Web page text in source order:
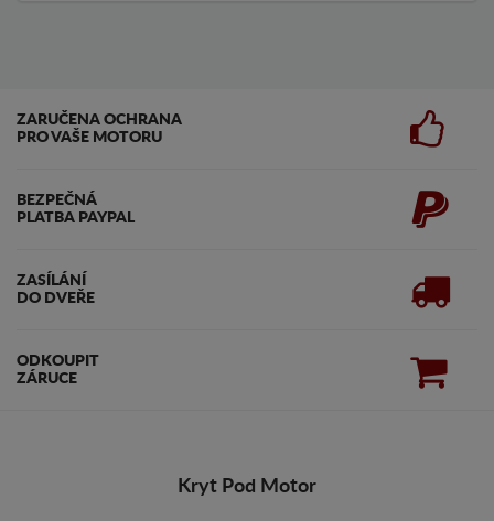
ZARUČENA OCHRANA
PRO VAŠE MOTORU
BEZPEČNÁ
PLATBA PAYPAL
ZASÍLÁNÍ
DO DVEŘE
ODKOUPIT
ZÁRUCE
Kryt Pod Motor